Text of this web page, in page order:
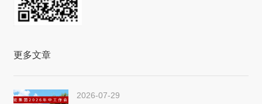
更多文章
2026-07-29